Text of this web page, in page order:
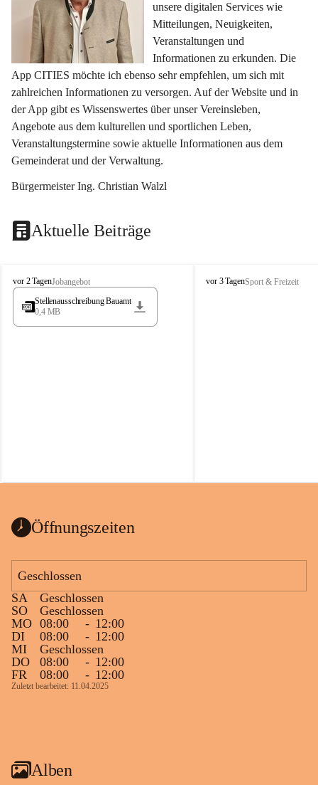
unsere digitalen Services wie
Mitteilungen, Neuigkeiten,
Veranstaltungen und
Informationen zu erkunden. Die
App CITIES möchte ich ebenso sehr empfehlen, um sich mit
zahlreichen Informationen zu versorgen. Auf der Website und in
der App gibt es Wissenswertes über unser Vereinsleben,
Angebote aus dem kulturellen und sportlichen Leben,
Veranstaltungstermine sowie aktuelle Informationen aus dem
Gemeinderat und der Verwaltung.
Bürgermeister Ing. Christian Walzl
Aktuelle Beiträge
S
t
s
vor 2 TagenJobangebot
Stellenausschreibung Bauamt
0,4 MB
S
vor 3 TagenSport & Freizeit
Öffnungszeiten
Geschlossen
SA
Geschlossen
SO
Geschlossen
MO 08:00 - 12:00
DI
08:00 - 12:00
MI
Geschlossen
DO
08:00 - 12:00
FR
08:00 - 12:00
Zuletzt bearbeitet: 11.04.2025
Alben